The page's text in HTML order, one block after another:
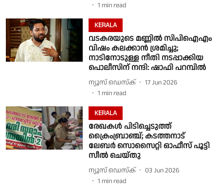
1 min read
KERALA
വടകരയുടെ മണ്ണിൽ സിപിഐഎം
വിഷം കലക്കാൻ ശ്രമിച്ചു;
നാടിനോടുള്ള നീതി നടപ്പാക്കിയ
പൊലീസിന് നന്ദി: ഷാഫി പറമ്പിൽ
ന്യൂസ് ഡെസ്ക്
17 Jun 2026
1 min read
KERALA
രേഖകൾ പിടിച്ചെടുത്ത്
ക്രൈംബ്രാഞ്ച്; കടത്തനാട്
ലേബർ സൊസൈറ്റി ഓഫീസ് പൂട്ടി
സീൽ ചെയ്തു
ന്യൂസ് ഡെസ്ക്
03 Jun 2026
1 min read